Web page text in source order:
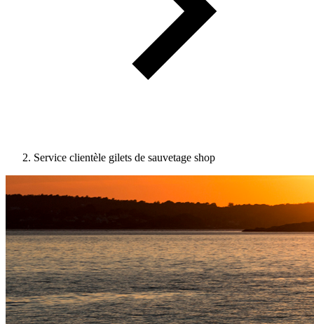
Service clientèle gilets de sauvetage shop